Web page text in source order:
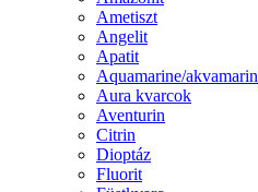
Ametiszt
Angelit
Apatit
Aquamarine/akvamarin
Aura kvarcok
Aventurin
Citrin
Dioptáz
Fluorit